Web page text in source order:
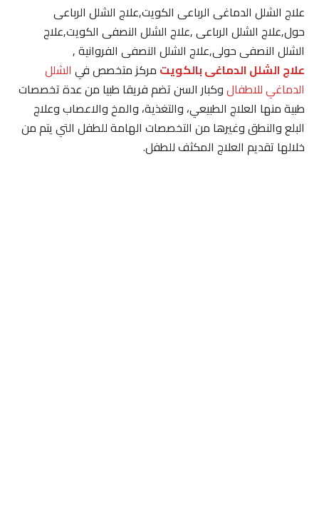
علاج الشلل الدماغى الرباعى الكويت,علاج الشلل الرباعى
حول,علاج الشلل الرباعى ,علاج الشلل النصفى الكويت,علاج
الشلل النصفى حولى,علاج الشلل النصفى الفروانية ,
علاج الشلل الدماغى بالكويتمركز متخصص فيالشلل
الدماغي للاطفالوكبار السن تضم فريقا طبيا من عدة تخصصات
طبية منها العلاج الطبيعي، والتغذية، والمخ والاعصاب وعلاج
البلع والنطق وغيرها من التخصصات الهامة للطفل التي يتم من
خلالها تقديم العلاج المكثف للطفل.